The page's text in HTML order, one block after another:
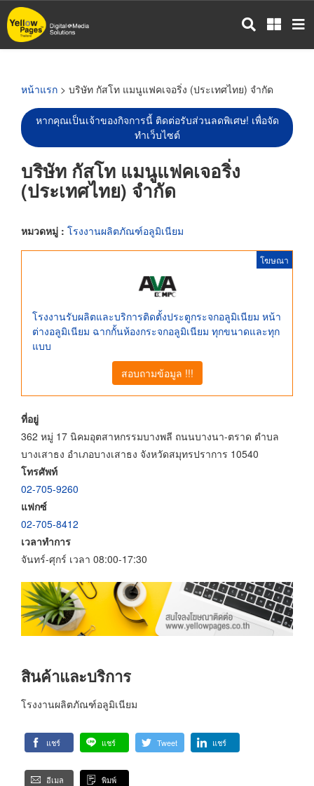
ข้าม
ไป
หน้าแรก > บริษัท กัสโท แมนูแฟคเจอริ่ง (ประเทศไทย) จำกัด
หากคุณเป็นเจ้าของกิจการนี้ ติดต่อรับส่วนลดพิเศษ! เพื่อจัด
ทำเว็บไซต์
บริษัท กัสโท แมนูแฟคเจอริ่ง
(ประเทศไทย) จำกัด
หมวดหมู่ : โรงงานผลิตภัณฑ์อลูมิเนียม
โฆษณา
โรงงานรับผลิตและบริการติดตั้งประตูกระจกอลูมิเนียม หน้า
ต่างอลูมิเนียม ฉากกั้นห้องกระจกอลูมิเนียม ทุกขนาดและทุก
แบบ
สอบถามข้อมูล !!!
ที่อยู่
362 หมู่ 17 นิคมอุตสาหกรรมบางพลี ถนนบางนา-ตราด ตำบล
บางเสาธง อำเภอบางเสาธง จังหวัดสมุทรปราการ 10540
โทรศัพท์
02-705-9260
แฟกซ์
02-705-8412
เวลาทำการ
จันทร์-ศุกร์ เวลา 08:00-17:30
สินค้าและบริการ
โรงงานผลิตภัณฑ์อลูมิเนียม
แชร์ แชร์ Tweet แชร์
อีเมล พิมพ์